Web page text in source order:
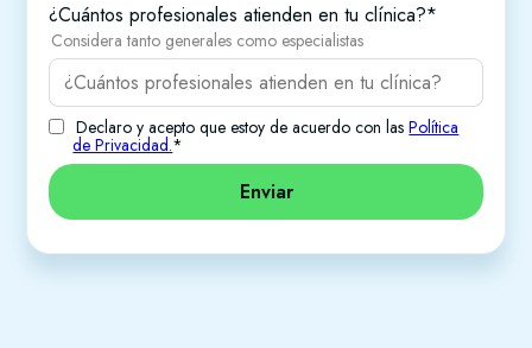
¿Cuántos profesionales atienden en tu clínica?*
Considera tanto generales como especialistas
Declaro y acepto que estoy de acuerdo con lasPolítica
de Privacidad.*